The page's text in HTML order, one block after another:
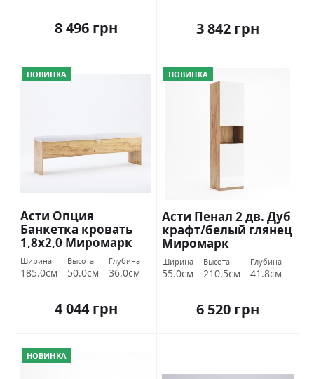
8 496 грн 3 842 грн
НОВИНКА
Асти Опция
Банкетка кровать
1,8х2,0 Миромарк
Ширина
185.0см
Высота
50.0см
Глубина
36.0см
4 044 грн
НОВИНКА
Асти Пенал 2 дв. Дуб
крафт/белый глянец
Миромарк
Ширина
55.0см
Высота
210.5см
Глубина
41.8см
6 520 грн
НОВИНКА